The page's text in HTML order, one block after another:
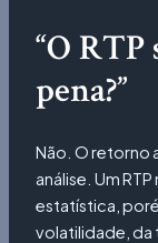
“O
pena?”
Não. O retorno
análise. Um
estatística,
volatilidade, da